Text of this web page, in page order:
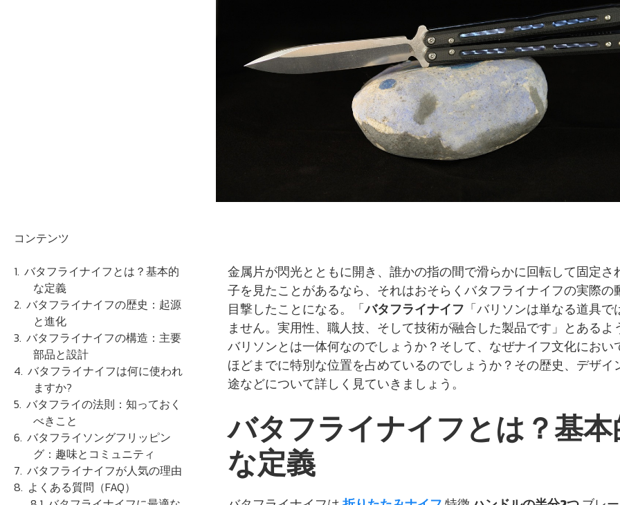
金属片が閃光とともに開き、誰かの指の間で滑らかに回転して固定さ
子を見たことがあるなら、それはおそらくバタフライナイフの実際の
目撃したことになる。「バタフライナイフ 「バリソンは単なる道具で
ません。実用性、職人技、そして技術が融合した製品です」とあるよ
バリソンとは一体何なのでしょうか？そして、なぜナイフ文化におい
ほどまでに特別な位置を占めているのでしょうか？その歴史、デザイ
途などについて詳しく見ていきましょう。
バタフライナイフとは？基
な定義
コンテンツ
バタフライナイフとは？基本的
な定義
バタフライナイフの歴史：起源
と進化
バタフライナイフの構造：主要
部品と設計
バタフライナイフは何に使われ
ますか?
バタフライの法則：知っておく
べきこと
バタフライソングフリッピン
グ：趣味とコミュニティ
バタフライナイフが人気の理由
よくある質問（FAQ）